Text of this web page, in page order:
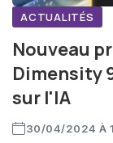
ACTUALITÉS
Nouveau
Dimensity
sur l'IA
30/04/2024 À